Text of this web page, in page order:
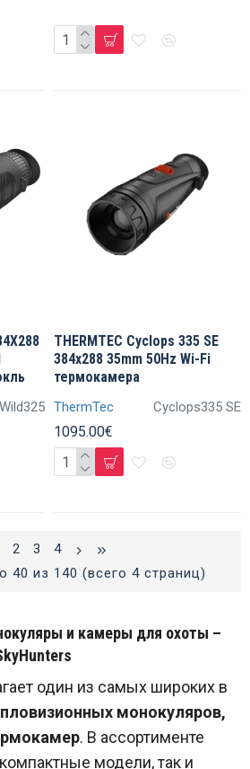
и камеры для охоты –
один из самых широких в
монокуляров,
. В ассортименте
модели, так и
Wild325 ThermTec Cyclops335 SE
THERMTEC Cyclops 335 SE
384x288 35mm 50Hz Wi-Fi
термокамера
1095.00€
2 3
4
40 из 140 (всего 4 страниц)